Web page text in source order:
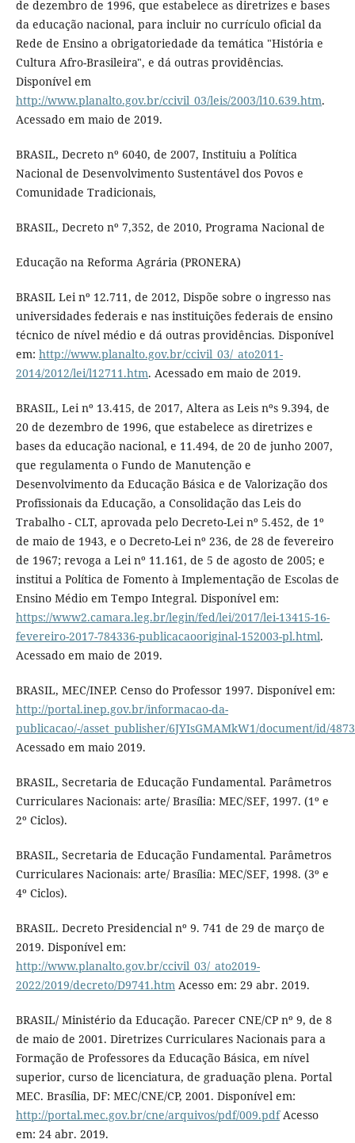
de dezembro de 1996, que estabelece as diretrizes e bases
da educação nacional, para incluir no currículo oficial da
Rede de Ensino a obrigatoriedade da temática "História e
Cultura Afro-Brasileira", e dá outras providências.
Disponível em
http://www.planalto.gov.br/ccivil_03/leis/2003/l10.639.htm.
Acessado em maio de 2019.
BRASIL, Decreto nº 6040, de 2007, Instituiu a Política
Nacional de Desenvolvimento Sustentável dos Povos e
Comunidade Tradicionais,
BRASIL, Decreto nº 7,352, de 2010, Programa Nacional de
Educação na Reforma Agrária (PRONERA)
BRASIL Lei nº 12.711, de 2012, Dispõe sobre o ingresso nas
universidades federais e nas instituições federais de ensino
técnico de nível médio e dá outras providências. Disponível
em: http://www.planalto.gov.br/ccivil_03/_ato2011-
2014/2012/lei/l12711.htm. Acessado em maio de 2019.
BRASIL, Lei nº 13.415, de 2017, Altera as Leis nºs 9.394, de
20 de dezembro de 1996, que estabelece as diretrizes e
bases da educação nacional, e 11.494, de 20 de junho 2007,
que regulamenta o Fundo de Manutenção e
Desenvolvimento da Educação Básica e de Valorização dos
Profissionais da Educação, a Consolidação das Leis do
Trabalho - CLT, aprovada pelo Decreto-Lei nº 5.452, de 1º
de maio de 1943, e o Decreto-Lei nº 236, de 28 de fevereiro
de 1967; revoga a Lei nº 11.161, de 5 de agosto de 2005; e
institui a Política de Fomento à Implementação de Escolas de
Ensino Médio em Tempo Integral. Disponível em:
https://www2.camara.leg.br/legin/fed/lei/2017/lei-13415-16-
fevereiro-2017-784336-publicacaooriginal-152003-pl.html.
Acessado em maio de 2019.
BRASIL, MEC/INEP. Censo do Professor 1997. Disponível em:
http://portal.inep.gov.br/informacao-da-
publicacao/-/asset_publisher/6JYIsGMAMkW1/document/id/
Acessado em maio 2019.
BRASIL, Secretaria de Educação Fundamental. Parâmetros
Curriculares Nacionais: arte/ Brasília: MEC/SEF, 1997. (1º e
2º Ciclos).
BRASIL, Secretaria de Educação Fundamental. Parâmetros
Curriculares Nacionais: arte/ Brasília: MEC/SEF, 1998. (3º e
4º Ciclos).
BRASIL. Decreto Presidencial nº 9. 741 de 29 de março de
2019. Disponível em:
http://www.planalto.gov.br/ccivil_03/_ato2019-
2022/2019/decreto/D9741.htmAcesso em: 29 abr. 2019.
BRASIL/ Ministério da Educação. Parecer CNE/CP nº 9, de 8
de maio de 2001. Diretrizes Curriculares Nacionais para a
Formação de Professores da Educação Básica, em nível
superior, curso de licenciatura, de graduação plena. Portal
MEC. Brasília, DF: MEC/CNE/CP, 2001. Disponível em:
http://portal.mec.gov.br/cne/arquivos/pdf/009.pdfAcesso
em: 24 abr. 2019.